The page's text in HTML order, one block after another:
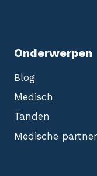
Onderwerpen
Blog
Medisch
Tanden
Medische